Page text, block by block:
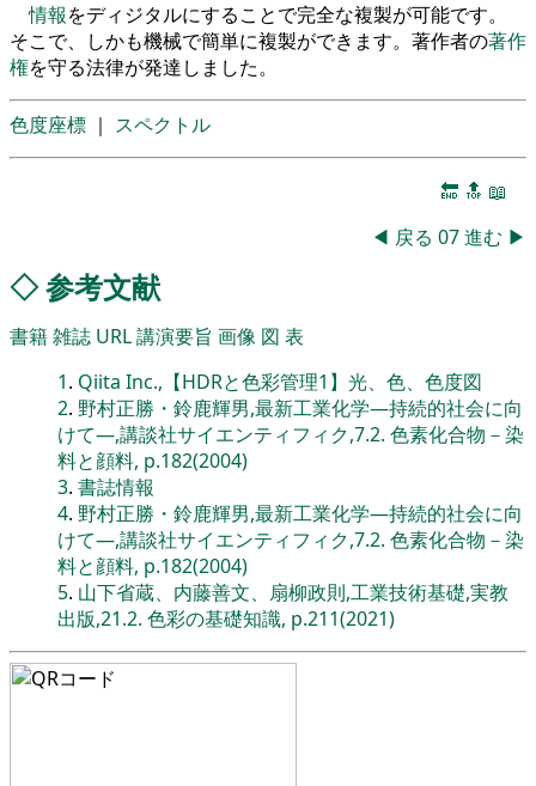
情報をディジタルにすることで完全な複製が可能です。
そこで、しかも機械で簡単に複製ができます。著作者の著作
権を守る法律が発達しました。
色度座標 ｜ スペクトル
🔚 🔝 📖
◀ 戻る 07進む ▶
◇参考文献
書籍雑誌 URL講演要旨 画像 図 表
1. Qiita Inc.,【HDRと色彩管理1】光、色、色度図
2. 野村正勝・鈴鹿輝男,最新工業化学―持続的社会に向
けて―,講談社サイエンティフィク,7.2. 色素化合物－染
料と顔料, p.182(2004)
3. 書誌情報
4. 野村正勝・鈴鹿輝男,最新工業化学―持続的社会に向
けて―,講談社サイエンティフィク,7.2. 色素化合物－染
料と顔料, p.182(2004)
5. 山下省蔵、内藤善文、扇柳政則,工業技術基礎,実教
出版,21.2. 色彩の基礎知識, p.211(2021)